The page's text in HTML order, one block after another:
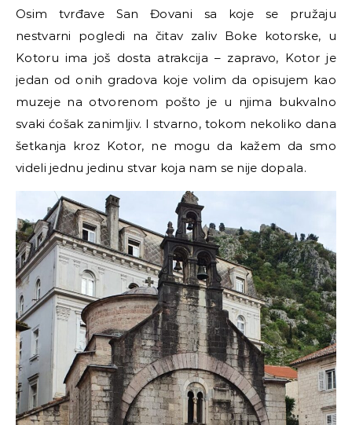
Osim tvrđave San Đovani sa koje se pružaju
nestvarni pogledi na čitav zaliv Boke kotorske, u
Kotoru ima još dosta atrakcija – zapravo, Kotor je
jedan od onih gradova koje volim da opisujem kao
muzeje na otvorenom pošto je u njima bukvalno
svaki ćošak zanimljiv. I stvarno, tokom nekoliko dana
šetkanja kroz Kotor, ne mogu da kažem da smo
videli jednu jedinu stvar koja nam se nije dopala.